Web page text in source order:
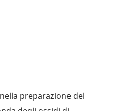
preparazione del